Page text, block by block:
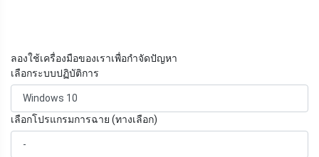
ลองใช้เครื่องมือของเราเพื่อกำจัดปัญหา
เลือกระบบปฏิบัติการ
เลือกโปรแกรมการฉาย (ทางเลือก)